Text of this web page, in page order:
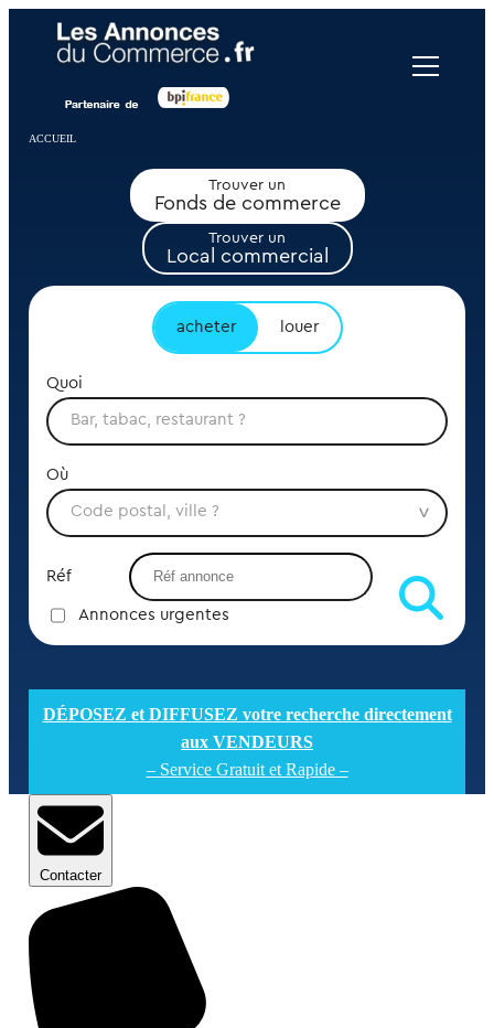
ACCUEIL
Trouver un
Fonds de commerce
Trouver un
Local commercial
acheter louer
Quoi
Où
Réf
Annonces urgentes
DÉPOSEZ et DIFFUSEZ votre recherche directement
aux VENDEURS
– Service Gratuit et Rapide –
Contacter
Panneau de gestion des cookies